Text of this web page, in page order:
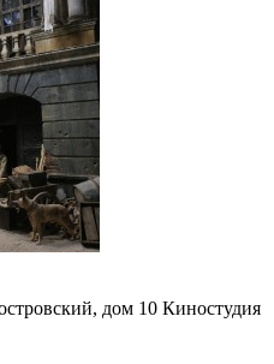
дом 10 Киностудия